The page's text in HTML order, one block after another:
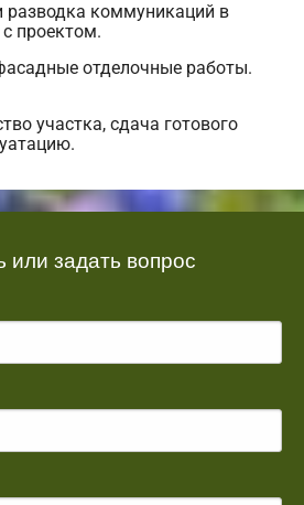
разводка коммуникаций в
с проектом.
отделочные работы.
участка, сдача готового
или задать вопрос